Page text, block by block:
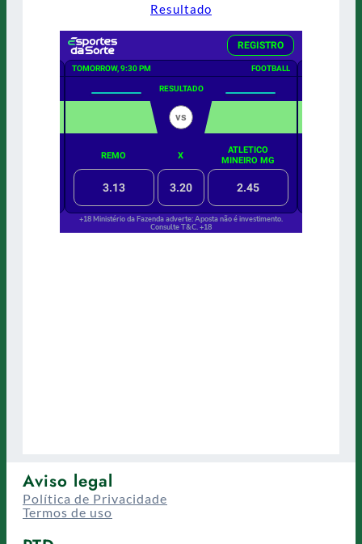
Resultado
Aviso legal
Política de Privacidade
Termos de uso